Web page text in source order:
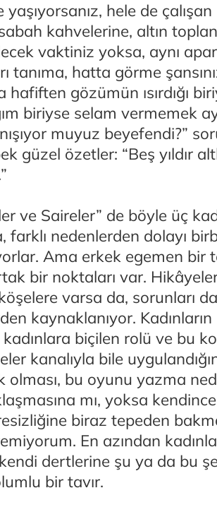
hele de çalışan
kahvelerine, altın
vaktiniz yoksa, aynı
tanıma, hatta görme
gözümün ısırdığı
biriyse selam vermemek
muyuz beyefendi?”
güzel özetler: “Beş yıldır
ve Saireler” de böyle üç
farklı nedenlerden dolayı
Ama erkek egemen bir
bir noktaları var.
varsa da, sorunları
kaynaklanıyor.
biçilen rolü ve bu
kanalıyla bile
olması, bu oyunu yazma
mı, yoksa kendince
biraz tepeden
En azından
dertlerine şu ya da bu
bir tavır.